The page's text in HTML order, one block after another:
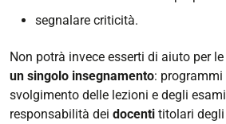
segnalare criticità.
Non potrà invece esserti di aiuto per le
un singolo insegnamento:
svolgimento delle lezioni e degli
responsabilità dei docenti titolari